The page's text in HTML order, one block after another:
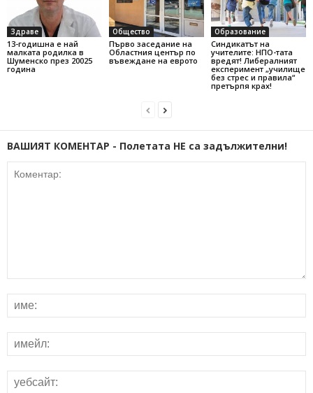
Здраве
13-годишна е най
малката родилка в
Шуменско през 20025
година
Общество
Първо заседание на
Областния център по
въвеждане на еврото
Образование
Синдикатът на
учителите: НПО-тата
вредят! Либералният
експеримент „училище
без стрес и правила“
претърпя крах!
ВАШИЯТ КОМЕНТАР - Полетата НЕ са задължителни!